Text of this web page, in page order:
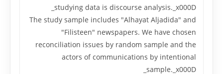
studying data is discourse analysis._x000D_
The study sample includes "Alhayat Aljadida" and
"Filisteen" newspapers. We have chosen
reconciliation issues by random sample and the
actors of communications by intentional
sample._x000D_